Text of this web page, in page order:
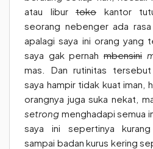
atau libur toko kantor
seorang nebenger ada rasa
apalagi saya ini orang yang
saya gak pernah mbensini
mas. Dan rutinitas
saya hampir tidak kuat iman,
orangnya juga suka nekat,
setrong menghadapi semua
saya ini sepertinya
sampai badan kurus kering